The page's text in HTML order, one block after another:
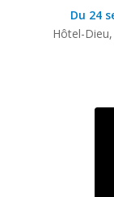
Du 24
Hôtel-Dieu,